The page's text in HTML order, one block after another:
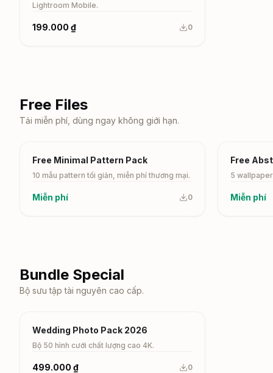
Lightroom Mobile.
199.000 ₫ 0
Free Files
Tải miễn phí, dùng ngay không giới hạn.
Free
Free Minimal Pattern Pack
10 mẫu pattern tối giản, miễn phí thương mại.
Miễn phí 0
Free
Free
5
Miễn phí
Bundle Special
Bộ sưu tập tài nguyên cao cấp.
Bundle
Wedding Photo Pack 2026
Bộ 50 hình cưới chất lượng cao 4K.
499.000 ₫ 0